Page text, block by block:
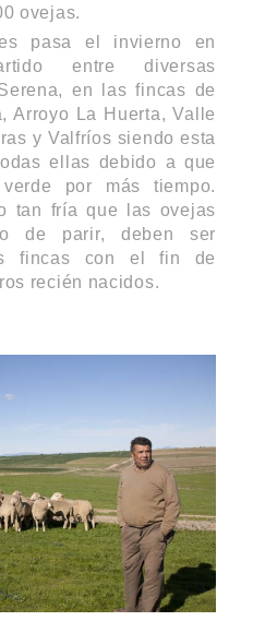
ovejas.
pasa el invierno en
entre diversas
en las fincas de
Arroyo La Huerta, Valle
y Valfríos siendo esta
ellas debido a que
por más tiempo.
tan fría que las ovejas
de parir, deben ser
fincas con el fin de
recién nacidos.